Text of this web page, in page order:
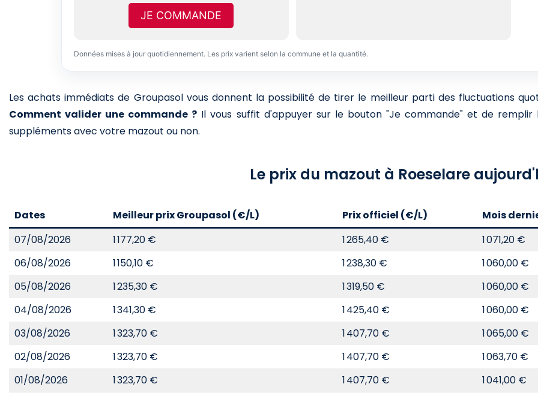
JE COMMANDE
Données mises à jour quotidiennement. Les prix varient selon la commune et la quantité.
Les achats immédiats de Groupasol vous donnent la possibilité de tirer le meilleur parti des fluctuations
Comment valider une commande ? Il vous suffit d'appuyer sur le bouton "Je commande" et de
suppléments avec votre mazout ou non.
Le prix du mazout à Roeselare
Dates Meilleur prix Groupasol (€/L) Prix officiel (€/L)
Mois
07/08/2026
1 177,20 € 1 265,40 €
1 071,20 €
06/08/2026
1 150,10 € 1 238,30 €
1 060,00 €
05/08/2026
1 235,30 € 1 319,50 €
1 060,00 €
04/08/2026
1 341,30 € 1 425,40 €
1 060,00 €
03/08/2026
1 323,70 € 1 407,70 €
1 065,00 €
02/08/2026
1 323,70 € 1 407,70 €
1 063,70 €
01/08/2026
1 323,70 € 1 407,70 € 1 041,00 €